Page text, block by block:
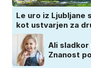
Le uro iz Ljubljane
kot ustvarjen za
Ali
Znanost